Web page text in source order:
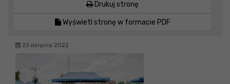
Drukuj stronę
Wyświetl stronę w formacie PDF
23 sierpnia 2022